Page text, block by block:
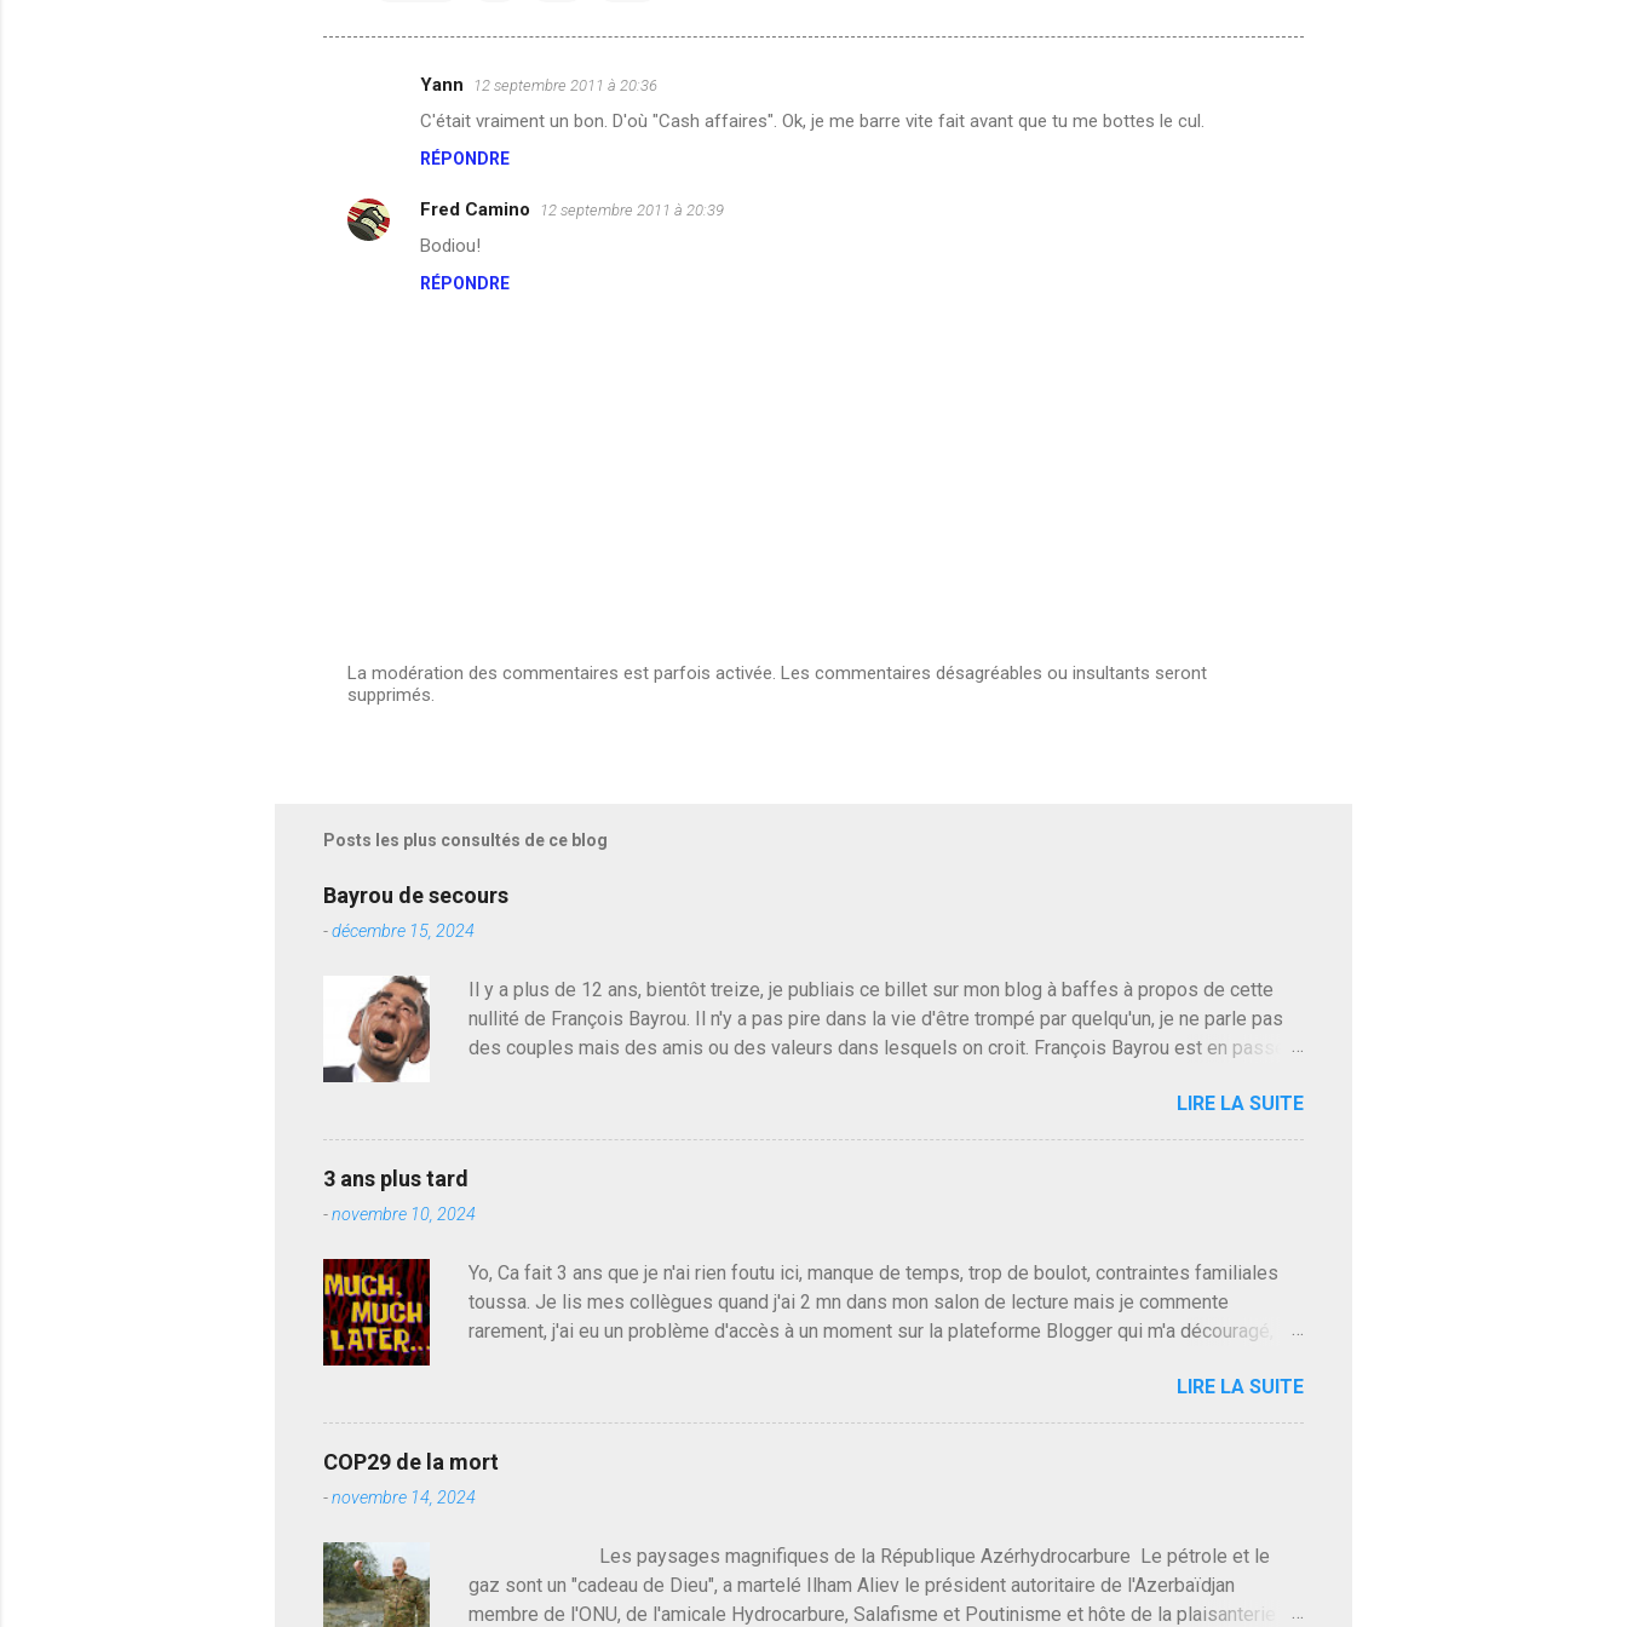
m
e
Yann 12 septembre 2011 à 20:36
C'était vraiment un bon. D'où "Cash affaires". Ok, je me barre vite fait avant que tu me bottes le cul.
RÉPONDRE
Fred Camino 12 septembre 2011 à 20:39
Bodiou!
RÉPONDRE
E
t
e
r
u
m
m
e
n
r
La modération des commentaires est parfois activée. Les commentaires désagréables ou insultants seront
supprimés.
Posts les plus consultés de ce blog
Bayrou de secours
-décembre 15, 2024
Il y a plus de 12 ans, bientôt treize, je publiais ce billet sur mon blog à baffes à propos de cette
nullité de François Bayrou. Il n'y a pas pire dans la vie d'être trompé par quelqu'un, je ne parle pas
des couples mais des amis ou des valeurs dans lesquels on croit. François Bayrou est en passe
déjà le candidat de la droite molle plus proche de Sarkozy que de Hollande, sinon il serait candidat
du centre de la gauche molle mais quand on écoutait ses discours critiques presque sincères
de l'Assemblée ou du Sénat. Ou assister au débarquement des américains en Normandie. Bayrou
LIRE LA SUITE
3 ans plus tard
-novembre 10, 2024
Yo, Ca fait 3 ans que je n'ai rien foutu ici, manque de temps, trop de boulot, contraintes familiales
toussa. Je lis mes collègues quand j'ai 2 mn dans mon salon de lecture mais je commente
rarement, j'ai eu un problème d'accès à un moment sur la plateforme Blogger qui m'a découragé,
pouvoir, Vlad Poutine qui a déclaré la guerre à l'Europe via l'Ukraine reçoit des troupes de Kim Mes
Couilles Un, Les islamistes de la religion de paix et d'amour déclenchent l'intifada mondiale après
demandait pas plus sont un tantinet excessif . Quelque part je ne peux pas franchement lui en
vouloir, quand un attentat touche ton pays avec 1700 morts, tu as envie d'exploser la gueule de
LIRE LA SUITE
COP29 de la mort
-novembre 14, 2024
Les paysages magnifiques de la République Azérhydrocarbure Le pétrole et le
gaz sont un "cadeau de Dieu", a martelé Ilham Aliev le président autoritaire de l'Azerbaïdjan
membre de l'ONU, de l'amicale Hydrocarbure, Salafisme et Poutinisme et hôte de la plaisanterie